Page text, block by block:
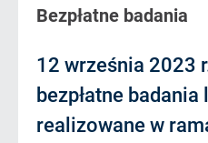
Bezpłatne badania
12 września 2023
bezpłatne
realizowane w